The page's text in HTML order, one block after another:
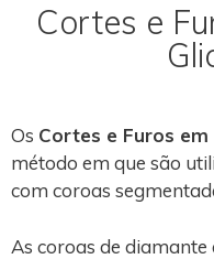
Cortes e
Os Cortes e Furos
método em que são
com coroas
As coroas de